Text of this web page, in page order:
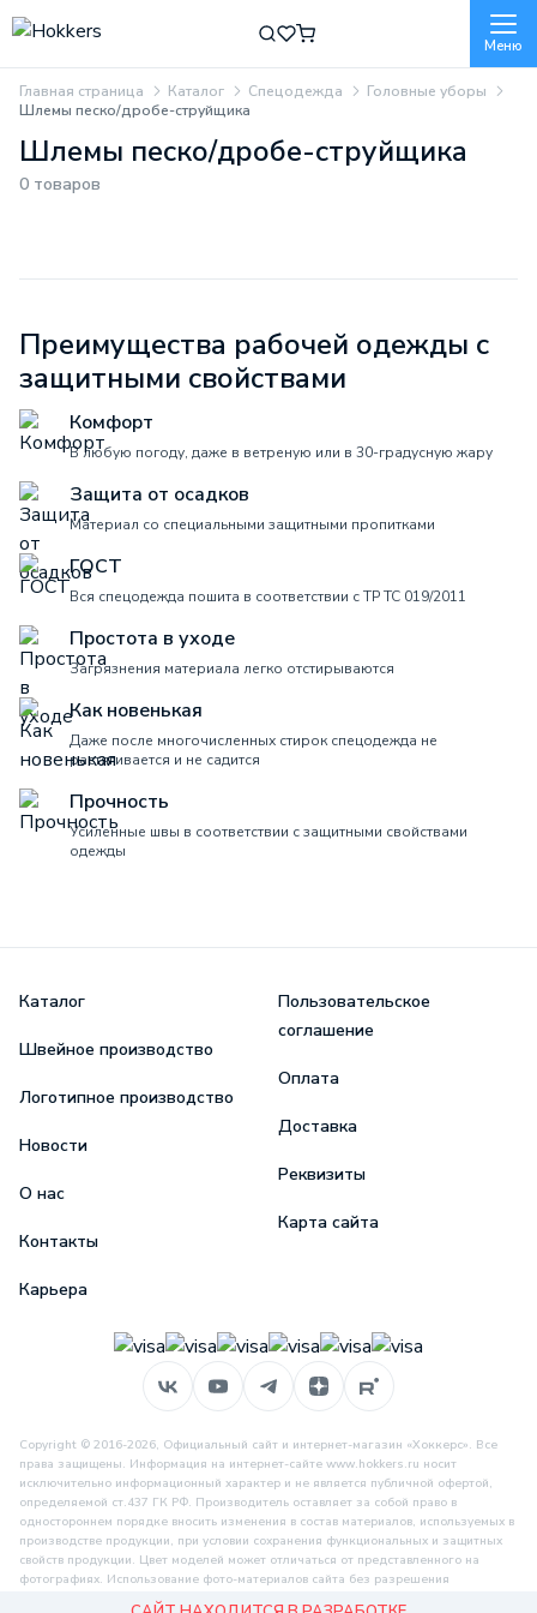
Меню
Главная страница Каталог Спецодежда
Головные уборы
Шлемы песко/дробе-струйщика
Шлемы песко/дробе-струйщика
0 товаров
Преимущества рабочей одежды с
защитными свойствами
Комфорт
В любую погоду, даже в ветреную или в 30-градусную жару
Защита от осадков
Материал со специальными защитными пропитками
ГОСТ
Вся спецодежда пошита в соответствии с ТР ТС 019/2011
Простота в уходе
Загрязнения материала легко отстирываются
Как новенькая
Даже после многочисленных стирок спецодежда не
растягивается и не садится
Прочность
Усиленные швы в соответствии с защитными свойствами
одежды
Каталог
Швейное производство
Логотипное производство
Новости
О нас
Контакты
Карьера
Пользовательское
соглашение
Оплата
Доставка
Реквизиты
Карта сайта
Copyright © 2016-2026, Официальный сайт и интернет-магазин «Хоккерс». Все
права защищены. Информация на интернет-сайте www.hokkers.ru носит
исключительно информационный характер и не является публичной офертой,
определяемой ст.437 ГК РФ. Производитель оставляет за собой право в
одностороннем порядке вносить изменения в состав материалов, используемых в
производстве продукции, при условии сохранения функциональных и защитных
свойств продукции. Цвет моделей может отличаться от представленного на
фотографиях. Использование фото-материалов сайта без разрешения
Политика конфиденциальности